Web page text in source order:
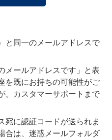
と同一のメールアドレスで
メールアドレスです」と表
を既にお持ちの可能性がご
、カスタマーサポートまで
宛に認証コードが送られま
合は、迷惑メールフォルダ